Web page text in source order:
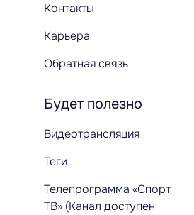
Контакты
Карьера
Обратная связь
Будет полезно
Видеотрансляция
Теги
Телепрограмма «Спорт
ТВ» (Канал доступен